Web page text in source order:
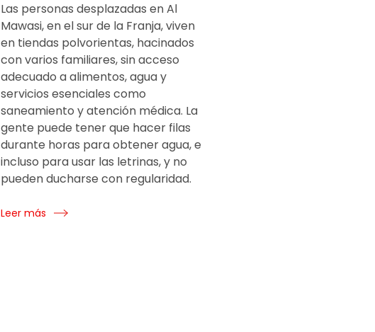
Las personas desplazadas en Al
Mawasi, en el sur de la Franja, viven
en tiendas polvorientas, hacinados
con varios familiares, sin acceso
adecuado a alimentos, agua y
servicios esenciales como
saneamiento y atención médica. La
gente puede tener que hacer filas
durante horas para obtener agua, e
incluso para usar las letrinas, y no
pueden ducharse con regularidad.
Leer más